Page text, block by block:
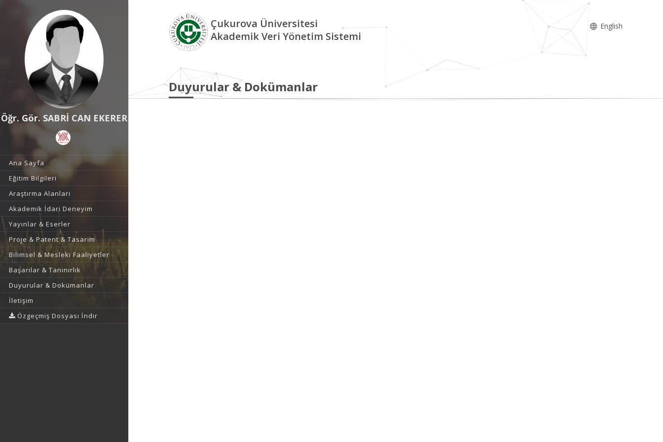
Öğr. Gör. SABRİ CAN EKERER
Ana Sayfa
Eğitim Bilgileri
Araştırma Alanları
Akademik İdari Deneyim
Yayınlar & Eserler
Proje & Patent & Tasarım
Bilimsel & Mesleki Faaliyetler
Başarılar & Tanınırlık
Duyurular & Dokümanlar
İletişim
Özgeçmiş Dosyası İndir
Çukurova Üniversitesi
Akademik Veri Yönetim Sistemi
English
Duyurular & Dokümanlar